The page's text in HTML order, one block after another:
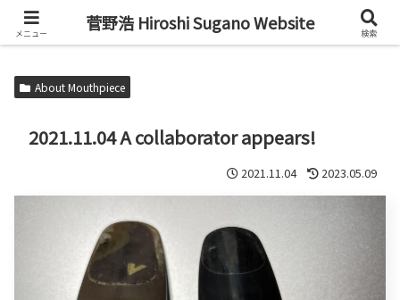
Alto Saxophone & Chromatic Harmonica Player
About Mouthpiece
2021.11.04 A collaborator appears!
2021.11.04 2023.05.09
メニュー 菅野浩 Hiroshi Sugano Website 検索